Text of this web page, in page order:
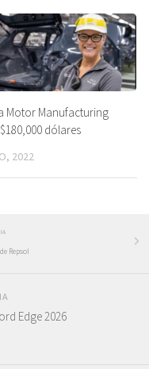
Motor Manufacturing
dólares
2022
Repsol
Edge 2026